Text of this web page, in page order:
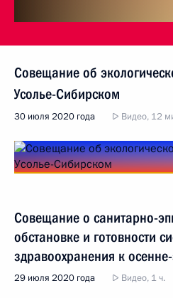
Совещание об
Усолье-Сибирском
30 июля 2020 года Видео, 12
Совещание о санитарно-
обстановке и готовности
здравоохранения к
29 июля 2020 года Видео, 1 ч.